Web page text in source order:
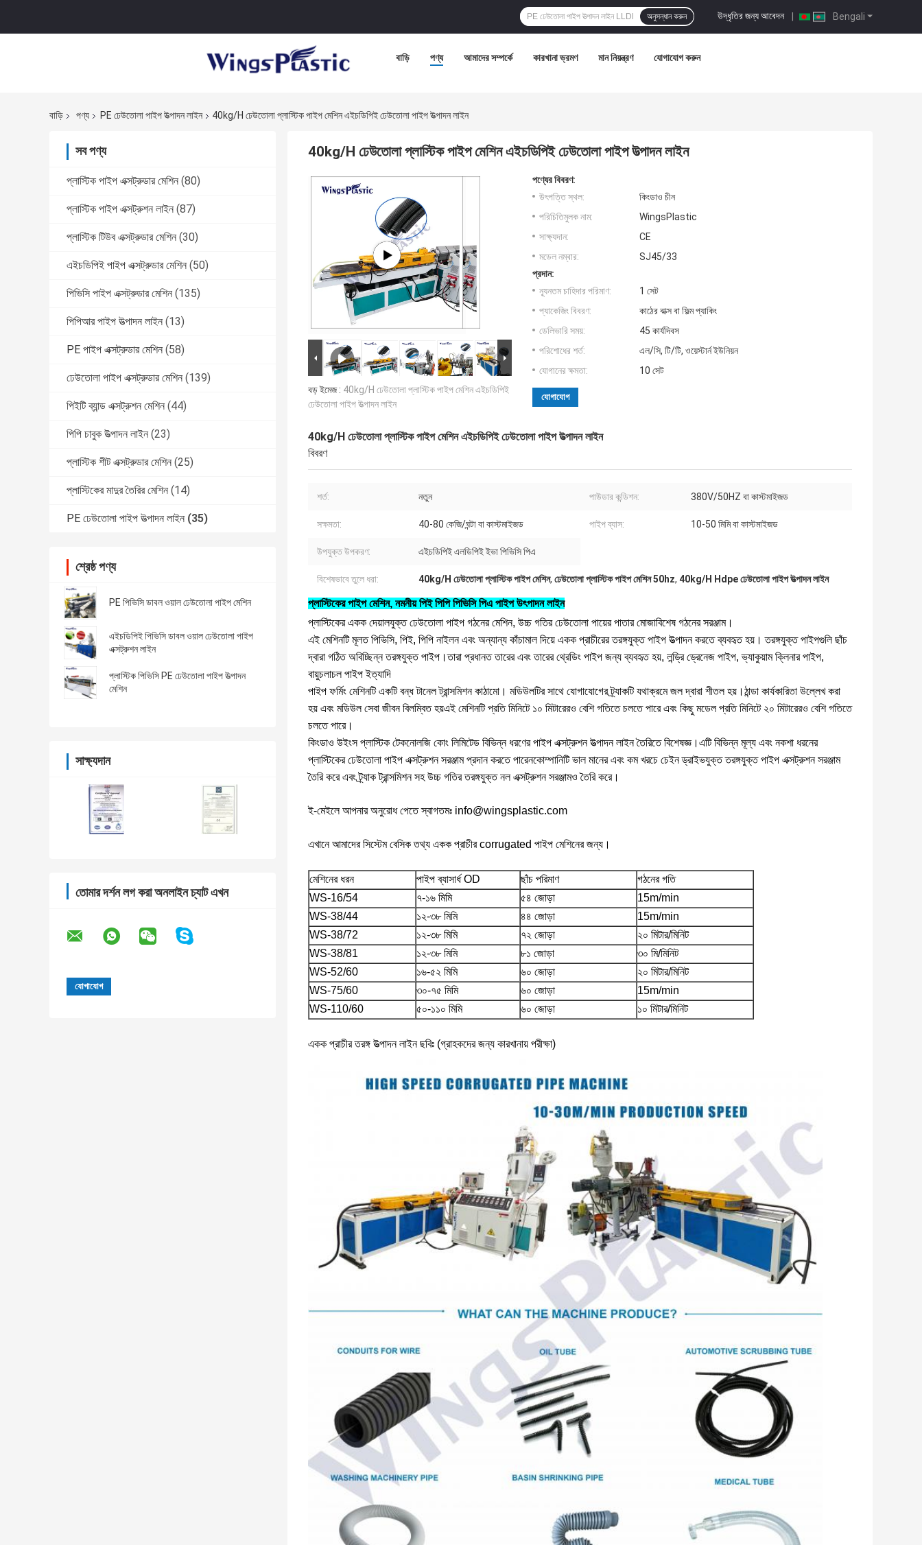
Bengali
উদ্ধৃতির জন্য আবেদন |
অনুসন্ধান করুন
বাড়ি পণ্য আমাদের সম্পর্কে কারখানা ভ্রমণ মান নিয়ন্ত্রণ যোগাযোগ করুন
বাড়ি পণ্য PE ঢেউতোলা পাইপ উত্পাদন লাইন 40kg/H ঢেউতোলা প্লাস্টিক পাইপ মেশিন এইচডিপিই ঢেউতোলা পাইপ উত্পাদন লাইন
সব পণ্য
প্লাস্টিক পাইপ এক্সট্রুডার মেশিন (80)
প্লাস্টিক পাইপ এক্সট্রুশন লাইন (87)
প্লাস্টিক টিউব এক্সট্রুডার মেশিন (30)
এইচডিপিই পাইপ এক্সট্রুডার মেশিন (50)
পিভিসি পাইপ এক্সট্রুডার মেশিন (135)
পিপিআর পাইপ উত্পাদন লাইন (13)
PE পাইপ এক্সট্রুডার মেশিন (58)
ঢেউতোলা পাইপ এক্সট্রুডার মেশিন (139)
পিইটি ব্যান্ড এক্সট্রুশন মেশিন (44)
পিপি চাবুক উত্পাদন লাইন (23)
প্লাস্টিক শীট এক্সট্রুডার মেশিন (25)
প্লাস্টিকের মাদুর তৈরির মেশিন (14)
PE ঢেউতোলা পাইপ উত্পাদন লাইন (35)
শ্রেষ্ঠ পণ্য
PE পিভিসি ডাবল ওয়াল ঢেউতোলা পাইপ মেশিন
এইচডিপিই পিভিসি ডাবল ওয়াল ঢেউতোলা পাইপ
এক্সট্রুশন লাইন
প্লাস্টিক পিভিসি PE ঢেউতোলা পাইপ উত্পাদন
মেশিন
সাক্ষ্যদান
তোমার দর্শন লগ করা অনলাইন চ্যাট এখন
40kg/H ঢেউতোলা প্লাস্টিক পাইপ মেশিন এইচডিপিই ঢেউতোলা পাইপ উত্পাদন লাইন
বড় ইমেজ : 40kg/H ঢেউতোলা প্লাস্টিক পাইপ মেশিন এইচডিপিই
ঢেউতোলা পাইপ উত্পাদন লাইন
পণ্যের বিবরণ:
উৎপত্তি স্থল:
কিংডাও চীন
পরিচিতিমুলক নাম:
WingsPlastic
সাক্ষ্যদান:
CE
মডেল নম্বার:
SJ45/33
প্রদান:
ন্যূনতম চাহিদার পরিমাণ:
1 সেট
প্যাকেজিং বিবরণ:
কাঠের বাক্স বা ফিল্ম প্যাকিং
ডেলিভারি সময়:
45 কার্যদিবস
পরিশোধের শর্ত:
এল/সি, টি/টি, ওয়েস্টার্ন ইউনিয়ন
যোগানের ক্ষমতা:
10 সেট
যোগাযোগ
40kg/H ঢেউতোলা প্লাস্টিক পাইপ মেশিন এইচডিপিই ঢেউতোলা পাইপ উত্পাদন লাইন
বিবরণ
শর্ত: নতুন পাউডার কন্ডিশন: 380V/50HZ বা কাস্টমাইজড
সক্ষমতা: 40-80 কেজি/ঘন্টা বা কাস্টমাইজড পাইপ ব্যাস: 10-50 মিমি বা কাস্টমাইজড
উপযুক্ত উপকরণ: এইচডিপিই এলডিপিই ইভা পিভিসি পিএ
বিশেষভাবে তুলে ধরা: 40kg/H ঢেউতোলা প্লাস্টিক পাইপ মেশিন, ঢেউতোলা প্লাস্টিক পাইপ মেশিন 50hz, 40kg/H Hdpe ঢেউতোলা পাইপ উত্পাদন লাইন
প্লাস্টিকের পাইপ মেশিন, নমনীয় পিই পিপি পিভিসি পিএ পাইপ উৎপাদন লাইন
প্লাস্টিকের একক দেয়ালযুক্ত ঢেউতোলা পাইপ গঠনের মেশিন, উচ্চ গতির ঢেউতোলা পায়ের পাতার মোজাবিশেষ গঠনের সরঞ্জাম।
এই মেশিনটি মূলত পিভিসি, পিই, পিপি নাইলন এবং অন্যান্য কাঁচামাল দিয়ে একক প্রাচীরের তরঙ্গযুক্ত পাইপ উত্পাদন করতে ব্যবহৃত হয়। তরঙ্গযুক্ত পাইপগুলি ছাঁচ
দ্বারা গঠিত অবিচ্ছিন্ন তরঙ্গযুক্ত পাইপ।তারা প্রধানত তারের এবং তারের থ্রেডিং পাইপ জন্য ব্যবহৃত হয়, লন্ড্রি ড্রেনেজ পাইপ, ভ্যাকুয়াম ক্লিনার পাইপ,
বায়ুচলাচল পাইপ ইত্যাদি
পাইপ ফর্মিং মেশিনটি একটি বন্ধ টানেল ট্রান্সমিশন কাঠামো। মডিউলটির সাথে যোগাযোগের ট্র্যাকটি যথাক্রমে জল দ্বারা শীতল হয়।ঠান্ডা কার্যকারিতা উল্লেখ করা
হয় এবং মডিউল সেবা জীবন বিলম্বিত হয়এই মেশিনটি প্রতি মিনিটে ১০ মিটারেরও বেশি গতিতে চলতে পারে এবং কিছু মডেল প্রতি মিনিটে ২০ মিটারেরও বেশি গতিতে
চলতে পারে।
কিংডাও উইংস প্লাস্টিক টেকনোলজি কোং লিমিটেড বিভিন্ন ধরণের পাইপ এক্সট্রুশন উত্পাদন লাইন তৈরিতে বিশেষজ্ঞ।এটি বিভিন্ন মূল্য এবং নকশা ধরনের
প্লাস্টিকের ঢেউতোলা পাইপ এক্সট্রুশন সরঞ্জাম প্রদান করতে পারেনকোম্পানিটি ভাল মানের এবং কম খরচে চেইন ড্রাইভযুক্ত তরঙ্গযুক্ত পাইপ এক্সট্রুশন সরঞ্জাম
তৈরি করে এবং ট্র্যাক ট্রান্সমিশন সহ উচ্চ গতির তরঙ্গযুক্ত নল এক্সট্রুশন সরঞ্জামও তৈরি করে।
ই-মেইলে আপনার অনুরোধ পেতে স্বাগতমঃ info@wingsplastic.com
এখানে আমাদের সিস্টেম বেসিক তথ্য একক প্রাচীর corrugated পাইপ মেশিনের জন্য।
মেশিনের ধরন পাইপ ব্যাসার্ধ OD ছাঁচ পরিমাণ
গঠনের গতি
WS-16/54
৭-১৬ মিমি ৫৪ জোড়া
15m/min
WS-38/44
১২-৩৮ মিমি ৪৪ জোড়া
15m/min
WS-38/72
১২-৩৮ মিমি ৭২ জোড়া
২০ মিটার/মিনিট
WS-38/81
১২-৩৮ মিমি ৮১ জোড়া
৩০ মি/মিনিট
WS-52/60
১৬-৫২ মিমি ৬০ জোড়া
২০ মিটার/মিনিট
WS-75/60
৩০-৭৫ মিমি ৬০ জোড়া
15m/min
WS-110/60
৫০-১১০ মিমি ৬০ জোড়া ১০ মিটার/মিনিট
একক প্রাচীর তরঙ্গ উত্পাদন লাইন ছবিঃ (গ্রাহকদের জন্য কারখানায় পরীক্ষা)